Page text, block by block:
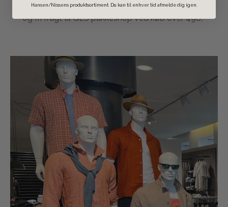
1-2 dages leveringstid
og fri fragt til GLS pakkeshop ved køb over 498,-
Hansen/Nissens produktsortiment. Du kan til enhver tid afmelde dig igen.